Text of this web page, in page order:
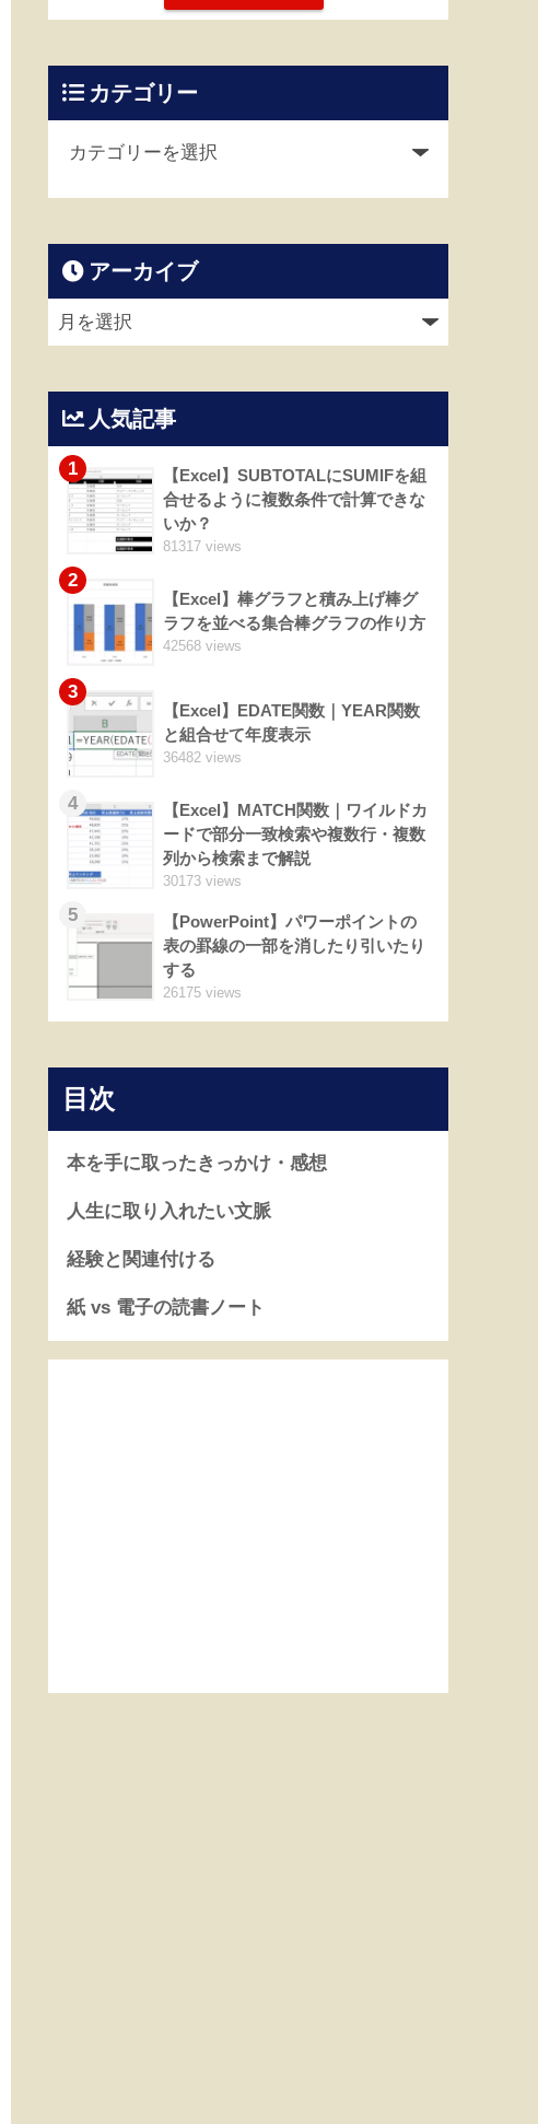
カテゴリー
アーカイブ
人気記事
1
【Excel】SUBTOTALにSUMIFを組
合せるように複数条件で計算できな
いか？
81317 views
2
【Excel】棒グラフと積み上げ棒グ
ラフを並べる集合棒グラフの作り方
42568 views
3
【Excel】EDATE関数｜YEAR関数
と組合せて年度表示
36482 views
4
【Excel】MATCH関数｜ワイルドカ
ードで部分一致検索や複数行・複数
列から検索まで解説
30173 views
5
【PowerPoint】パワーポイントの
表の罫線の一部を消したり引いたり
する
26175 views
目次
本を手に取ったきっかけ・感想
人生に取り入れたい文脈
経験と関連付ける
紙 vs 電子の読書ノート